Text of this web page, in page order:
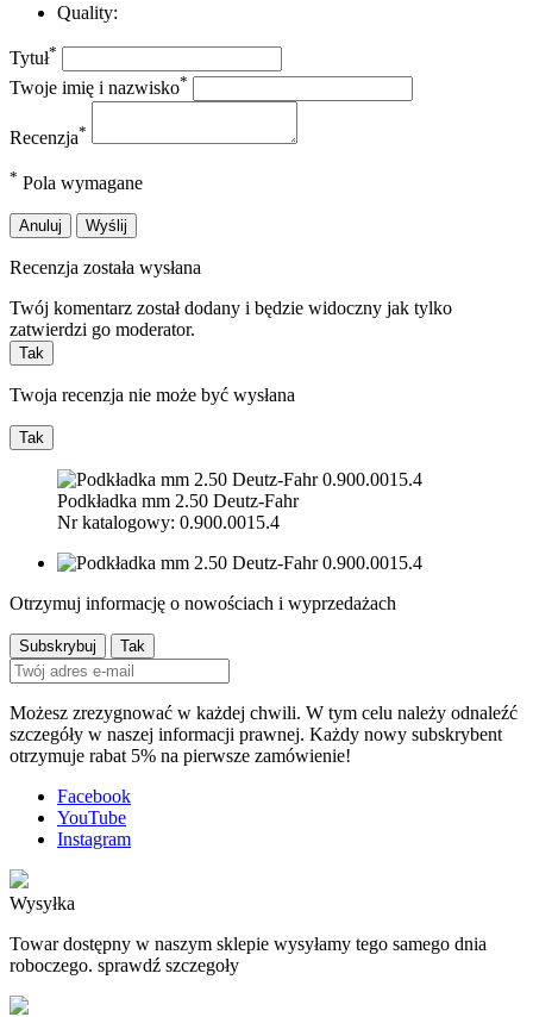
Quality:
Tytuł*
Twoje imię i nazwisko*
Recenzja*
* Pola wymagane
Anuluj Wyślij
Recenzja została wysłana
Twój komentarz został dodany i będzie widoczny jak tylko
zatwierdzi go moderator.
Tak
Twoja recenzja nie może być wysłana
Tak
Podkładka mm 2.50 Deutz-Fahr
Nr katalogowy: 0.900.0015.4
Otrzymuj informację o nowościach i wyprzedażach
Możesz zrezygnować w każdej chwili. W tym celu należy odnaleźć
szczegóły w naszej informacji prawnej. Każdy nowy subskrybent
otrzymuje rabat 5% na pierwsze zamówienie!
Facebook
YouTube
Instagram
Wysyłka
Towar dostępny w naszym sklepie wysyłamy tego samego dnia
roboczego. sprawdź szczegoły